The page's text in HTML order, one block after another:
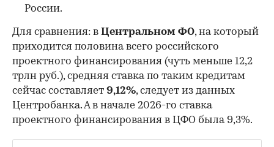
России.
Для сравнения: в Центральном ФО, на который
приходится половина всего российского
проектного финансирования (чуть меньше 12,2
трлн руб.), средняя ставка по таким кредитам
сейчас составляет 9,12%, следует из данных
Центробанка. А в начале 2026-го ставка
проектного финансирования в ЦФО была 9,3%.